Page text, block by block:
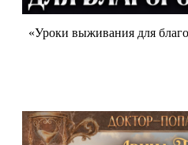
«Уроки выживания для